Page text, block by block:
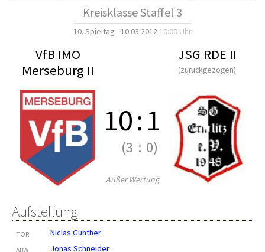
Kreisklasse Staffel 3
10. Spieltag - 10.03.2012 10:00 Uhr
VfB IMO
Merseburg II
JSG RDE II
(zurückgezogen)
10:1
(3 : 0)
Außer Wertung
Aufstellung
TOR Niclas Günther
ABW
Jonas Schneider